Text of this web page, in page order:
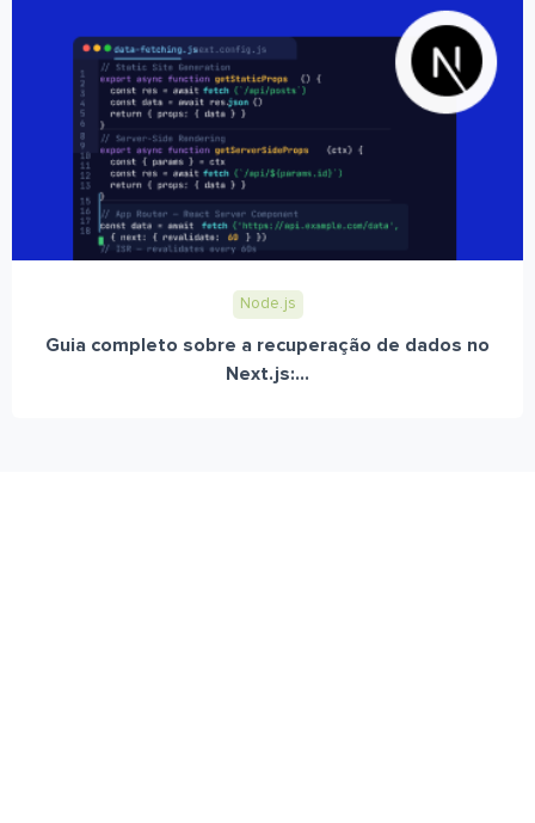
Node.js
Guia completo sobre a recuperação de dados no
Next.js:...